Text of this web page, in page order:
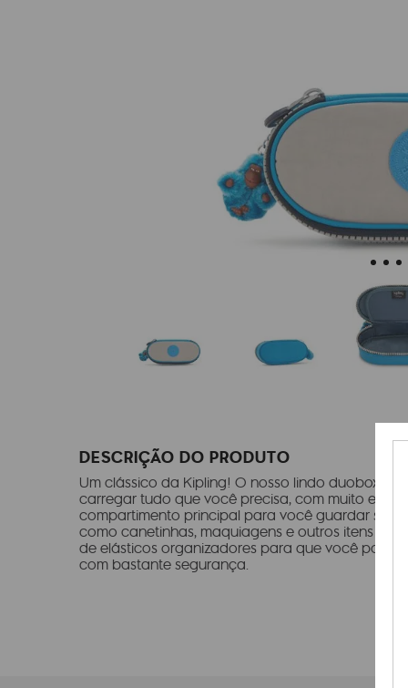
DESCRIÇÃO DO PRODUTO
Um clássico da Kipling! O nosso lindo duobox é
carregar tudo que você precisa, com muito estilo
compartimento principal para você guardar seus
como canetinhas, maquiagens e outros itens
de elásticos organizadores para que você
com bastante segurança.